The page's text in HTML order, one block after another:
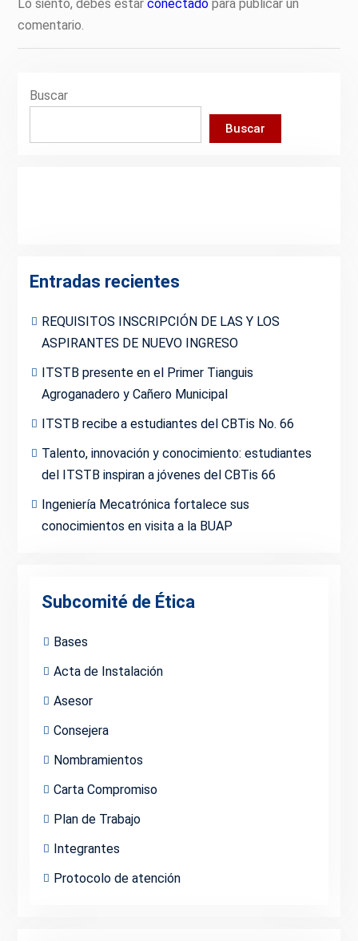
Lo siento, debes estar conectadopara publicar un
comentario.
Buscar
Buscar
Entradas recientes
REQUISITOS INSCRIPCIÓN DE LAS Y LOS
ASPIRANTES DE NUEVO INGRESO
ITSTB presente en el Primer Tianguis
Agroganadero y Cañero Municipal
ITSTB recibe a estudiantes del CBTis No. 66
Talento, innovación y conocimiento: estudiantes
del ITSTB inspiran a jóvenes del CBTis 66
Ingeniería Mecatrónica fortalece sus
conocimientos en visita a la BUAP
Subcomité de Ética
Bases
Acta de Instalación
Asesor
Consejera
Nombramientos
Carta Compromiso
Plan de Trabajo
Integrantes
Protocolo de atención